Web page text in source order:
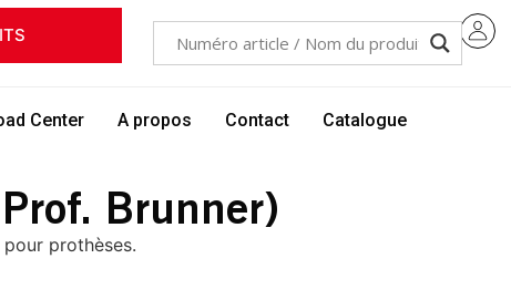
Center A propos Contact Catalogue
Brunner)
prothèses.